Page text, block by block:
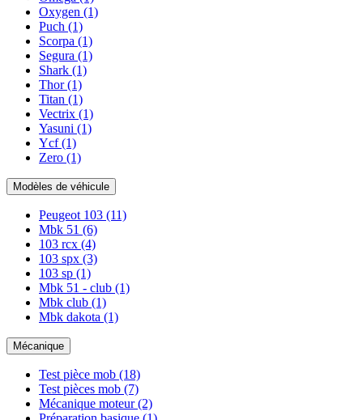
Oxygen (1)
Puch (1)
Scorpa (1)
Segura (1)
Shark (1)
Thor(1)
Titan (1)
Vectrix (1)
Yasuni (1)
Ycf(1)
Zero (1)
Modèles de véhicule
Peugeot 103 (11)
Mbk 51 (6)
103 rcx (4)
103 spx (3)
103 sp (1)
Mbk 51 - club (1)
Mbk club (1)
Mbk dakota (1)
Mécanique
Test pièce mob (18)
Test pièces mob (7)
Mécanique moteur(2)